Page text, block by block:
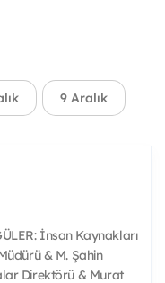
9 Aralık
İnsan Kaynakları
& M. Şahin
Direktörü & Murat